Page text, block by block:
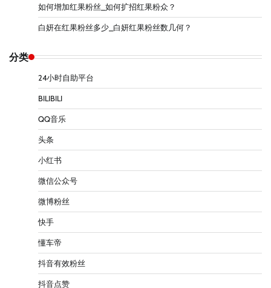
如何增加红果粉丝_如何扩招红果粉众？
白妍在红果粉丝多少_白妍红果粉丝数几何？
分类
24小时自助平台
BILIBILI
QQ音乐
头条
小红书
微信公众号
微博粉丝
快手
懂车帝
抖音有效粉丝
抖音点赞